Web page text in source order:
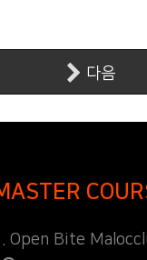
다음
Open Bite